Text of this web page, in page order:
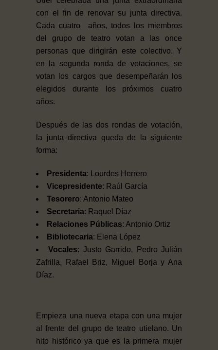
con el fin de renovar su junta directiva.
Cada cuatro años, todos los miembros
del grupo de teatro votan a las once
personas que dirigirán este colectivo. Y
en la segunda ronda de votaciones, se
votan los cargos que desempeñarán los
elegidos durante los próximos cuatro
años.
Después de las dos rondas de votación,
la junta directiva queda de la siguiente
forma:
Presidenta: Lourdes Herrero
Vicepresidente: Raúl García
Tesorero: Antonio Mateo
Secretaria: Raquel Díaz
Relaciones Públicas: Antonio Ortiz
Bibliotecaria: Elena López
Vocales: Justo Garrido, Pedro Julián
Zafrilla, Rafael Briz, Miguel Borja y Ana
Díaz.
Empieza una nueva etapa con una mujer
al frente del grupo de teatro utielano. Un
hito histórico ya que es la primera mujer